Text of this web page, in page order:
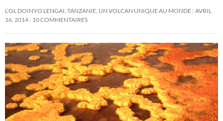
L’OL DOINYO LENGAI, TANZANIE, UN VOLCAN UNIQUE AU MONDE AVRIL
16, 2014 10 COMMENTAIRES